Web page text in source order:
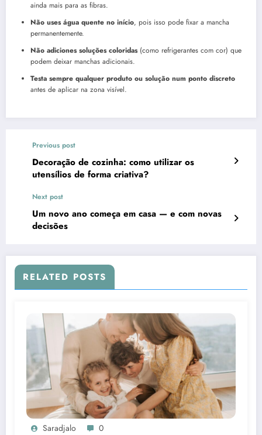
ainda mais para as fibras.
Não uses água quente no início, pois isso pode fixar a mancha
permanentemente.
Não adiciones soluções coloridas(como refrigerantes com cor) que
podem deixar manchas adicionais.
Testa sempre qualquer produto ou solução num ponto discreto
antes de aplicar na zona visível.
Previous post
Decoração de cozinha: como utilizar os
utensílios de forma criativa?
Next post
Um novo ano começa em casa — e com novas
decisões
RELATED POSTS
Saradjalo 0